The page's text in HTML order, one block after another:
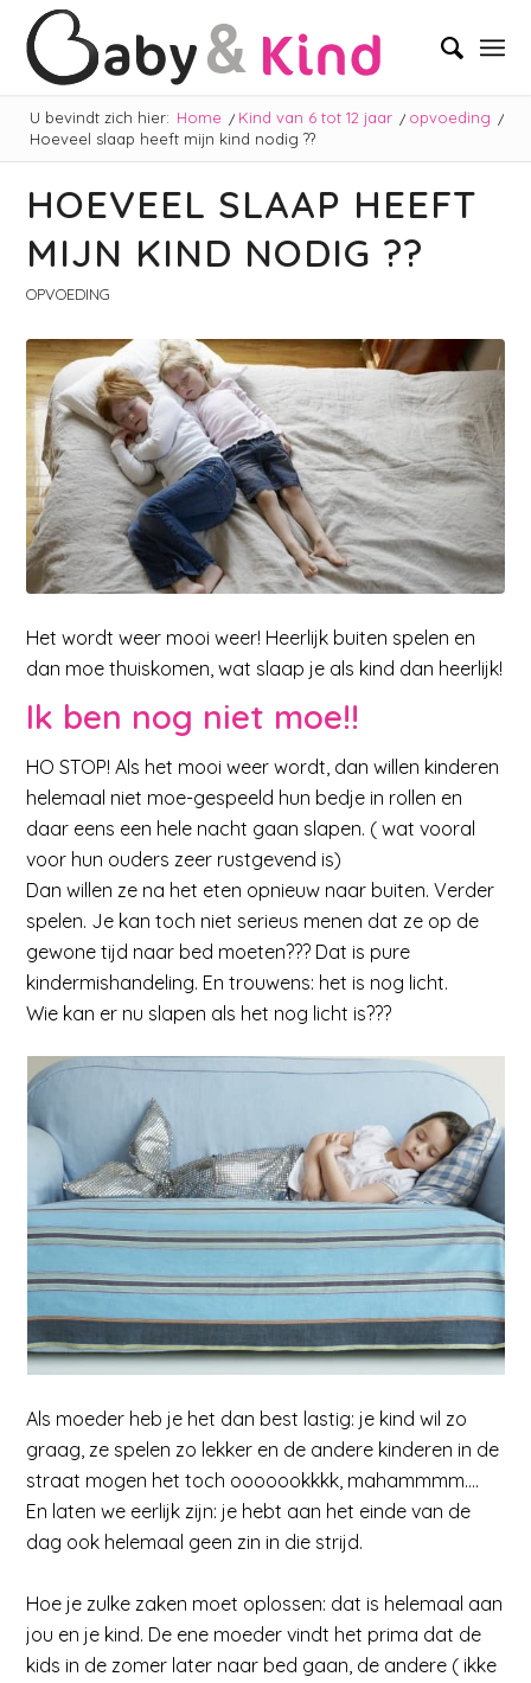
U bevindt zich hier: Home / Kind van 6 tot 12 jaar / opvoeding /
Hoeveel slaap heeft mijn kind nodig ??
HOEVEEL SLAAP HEEFT
MIJN KIND NODIG ??
OPVOEDING
Het wordt weer mooi weer! Heerlijk buiten spelen en
dan moe thuiskomen, wat slaap je als kind dan heerlijk!
Ik ben nog niet moe!!
HO STOP! Als het mooi weer wordt, dan willen kinderen
helemaal niet moe-gespeeld hun bedje in rollen en
daar eens een hele nacht gaan slapen. ( wat vooral
voor hun ouders zeer rustgevend is)
Dan willen ze na het eten opnieuw naar buiten. Verder
spelen. Je kan toch niet serieus menen dat ze op de
gewone tijd naar bed moeten??? Dat is pure
kindermishandeling. En trouwens: het is nog licht.
Wie kan er nu slapen als het nog licht is???
Als moeder heb je het dan best lastig: je kind wil zo
graag, ze spelen zo lekker en de andere kinderen in de
straat mogen het toch ooooookkkk, mahammmm….
En laten we eerlijk zijn: je hebt aan het einde van de
dag ook helemaal geen zin in die strijd.
Hoe je zulke zaken moet oplossen: dat is helemaal aan
jou en je kind. De ene moeder vindt het prima dat de
kids in de zomer later naar bed gaan, de andere ( ikke